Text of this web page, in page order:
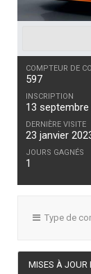
COMPTEUR DE
597
INSCRIPTION
13 septembre
DERNIÈRE VISITE
23 janvier
JOURS GAGNÉS
1
Type de
MISES À JOUR